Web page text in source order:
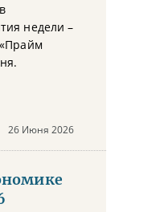
недели –
26 Июня 2026